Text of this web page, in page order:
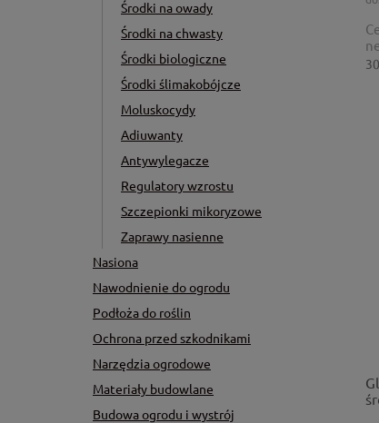
Środki na owady
Środki na chwasty
Środki biologiczne
Środki ślimakobójcze
Moluskocydy
Adiuwanty
Antywylegacze
Regulatory wzrostu
Szczepionki mikoryzowe
Zaprawy nasienne
Nasiona
Nawodnienie do ogrodu
Podłoża do roślin
Ochrona przed szkodnikami
Narzędzia ogrodowe
Materiały budowlane
Budowa ogrodu i wystrój